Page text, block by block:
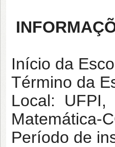
Início da
Término da
Local: UFPI,
Matemática-
Período de